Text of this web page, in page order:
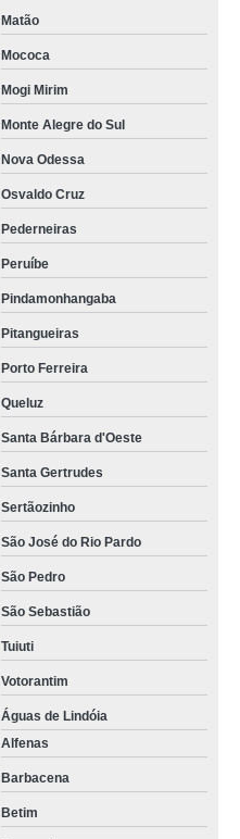
Matão
Mococa
Mogi Mirim
Monte Alegre do Sul
Nova Odessa
Osvaldo Cruz
Pederneiras
Peruíbe
Pindamonhangaba
Pitangueiras
Porto Ferreira
Queluz
Santa Bárbara d'Oeste
Santa Gertrudes
Sertãozinho
São José do Rio Pardo
São Pedro
São Sebastião
Tuiuti
Votorantim
Águas de Lindóia
Alfenas
Barbacena
Betim